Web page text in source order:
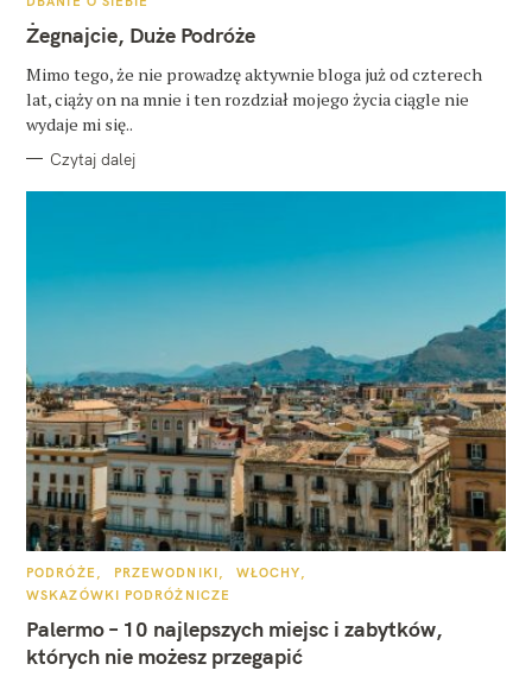
T
E
O
R
I
Żegnajcie, Duże Podróże
Mimo tego, że nie prowadzę aktywnie bloga już od czterech
lat, ciąży on na mnie i ten rozdział mojego życia ciągle nie
wydaje mi się..
Czytaj dalej
K
T
G
R
PODRÓŻE PRZEWODNIKI
WŁOCHY
WSKAZÓWKI PODRÓŻNICZE
Palermo – 10 najlepszych miejsc i zabytków,
których nie możesz przegapić